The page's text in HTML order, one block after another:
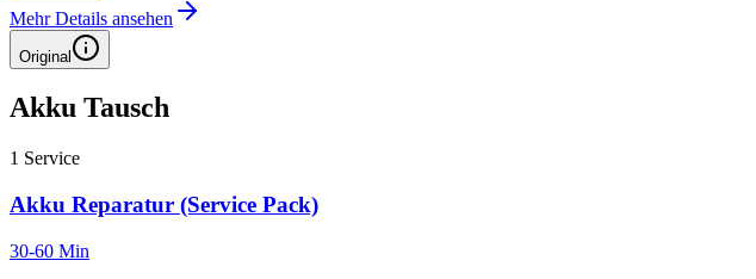
Mehr Details ansehen
Original
Akku Tausch
1 Service
Akku Reparatur (Service Pack)
30-60 Min